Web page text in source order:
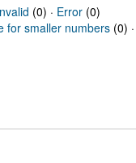
(0) · Error(0)
for smaller numbers (0) ·